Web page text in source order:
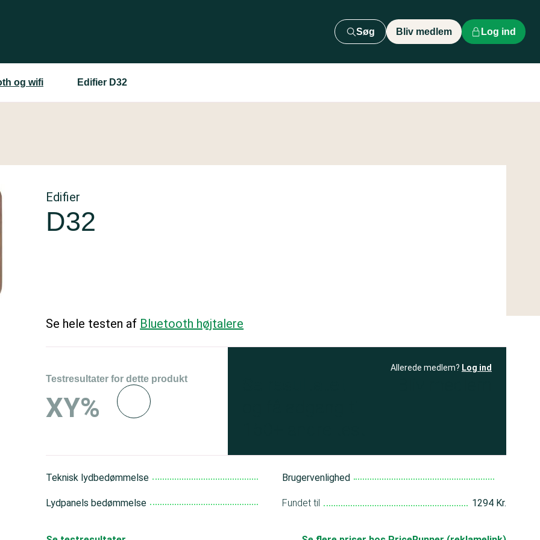
Søg Bliv medlem Log ind
og wifi Edifier D32
Edifier
D32
Se hele testen af Bluetooth højtalere
Testresultater for dette produkt
XY%
Allerede medlem? Log ind
Teknisk lydbedømmelse
Lydpanels bedømmelse
Brugervenlighed
Fundet til 1294 Kr.